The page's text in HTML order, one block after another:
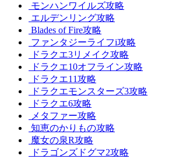
モンハンワイルズ攻略
エルデンリング攻略
Blades of Fire攻略
ファンタジーライフi攻略
ドラクエ3リメイク攻略
ドラクエ10オフライン攻略
ドラクエ11攻略
ドラクエモンスターズ3攻略
ドラクエ6攻略
メタファー攻略
知恵のかりもの攻略
魔女の泉R攻略
ドラゴンズドグマ2攻略